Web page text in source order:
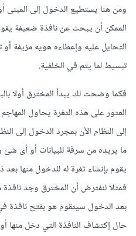
ومن هنا يستطيع الدخول إلى المبنى
الممكن أن يبحث عن نافذة ضعيفة
التحايل عليه وإعطاءه هويه مزيفة
تبسيط لما يتم في الخلفية.
فكما وضحت لك يبدأ المخترق أولا
العثور على هذه الثغرة يحاول
إلى النظام الآن بمجرد الدخول إلى
ما يريده من سرقة للبيانات أو أى شئ
يقوم بإنشاء ثغرة له للدخول منها
فمثلا لنفترض أن المخترق وجد
بعد الدخول سيثقوم هو بفتح نافذة
حال إكتشاف النافذة التي دخل منها